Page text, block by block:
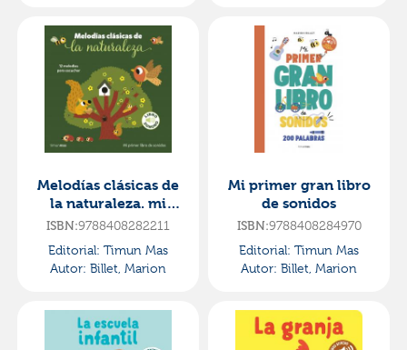
Melodías clásicas de
la naturaleza. mi
primer libro de
ISBN:9788408282211
Editorial: Timun Mas
Autor: Billet, Marion
Mi primer gran libro
de sonidos
ISBN:9788408284970
Editorial: Timun Mas
Autor: Billet, Marion